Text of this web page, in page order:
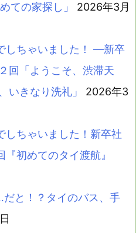
ての家探し」
2026年3月
しちゃいました！ ―新卒
回「ようこそ、渋滞天
いきなり洗礼」
2026年3
しちゃいました！新卒社
初めてのタイ渡航』
と！？タイのバス、手